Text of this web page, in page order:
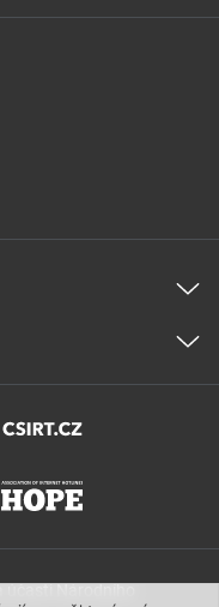
účasti Národního